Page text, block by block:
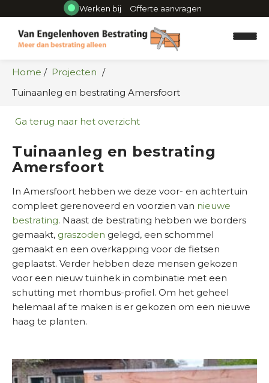
Werken bij Offerte aanvragen
Tuinaanleg
Projecten
Referenties
Over ons
Contact
Home
Projecten
Tuinaanleg en bestrating Amersfoort
Ga terug naar het overzicht
Tuinaanleg en bestrating
Amersfoort
In Amersfoort hebben we deze voor- en achtertuin
compleet gerenoveerd en voorzien van nieuwe
bestrating. Naast de bestrating hebben we borders
gemaakt, graszoden gelegd, een schommel
gemaakt en een overkapping voor de fietsen
geplaatst. Verder hebben deze mensen gekozen
voor een nieuw tuinhek in combinatie met een
schutting met rhombus-profiel. Om het geheel
helemaal af te maken is er gekozen om een nieuwe
haag te planten.